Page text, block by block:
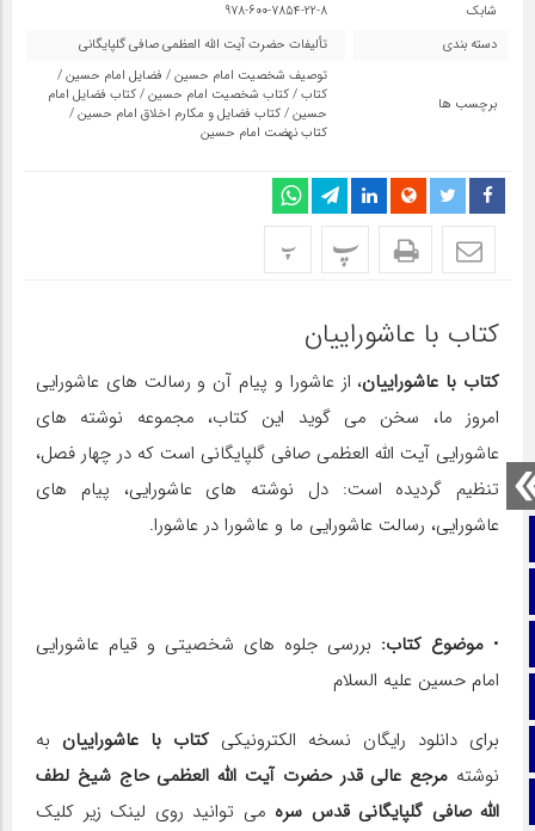
صفحه نخست
اینستاگرام
تلگرام
شابک
978-600-7854-22-8
دسته بندی
تألیفات حضرت آیت اللّه العظمی صافی گلپایگانی
برچسب ها
توصیف شخصیت امام حسین/ فضایل امام حسین/
کتاب/کتاب شخصیت امام حسین/کتاب فضایل امام
حسین/کتاب فضایل و مکارم اخلاق امام حسین/
کتاب نهضت امام حسین
پ پ
کتاب با عاشوراییان
کتاب با عاشوراییان، از عاشورا و پیام آن و رسالت های عاشورایی
امروز ما، سخن می گوید این کتاب، مجموعه نوشته های
عاشورایی آیت الله العظمی صافی گلپایگانی است که در چهار فصل،
تنظیم گردیده است: دل نوشته های عاشورایی، پیام های
عاشورایی، رسالت عاشورایی ما و عاشورا در عاشورا.
• موضوع کتاب: بررسی جلوه های شخصیتی و قیام عاشورایی
امام حسین علیه السلام
برای دانلود رایگان نسخه الکترونیکی کتاب با عاشوراییان به
نوشته مرجع عالی قدر حضرت آیت الله العظمی حاج شیخ لطف
الله صافی گلپایگانی قدس سره می توانید روی لینک زیر کلیک